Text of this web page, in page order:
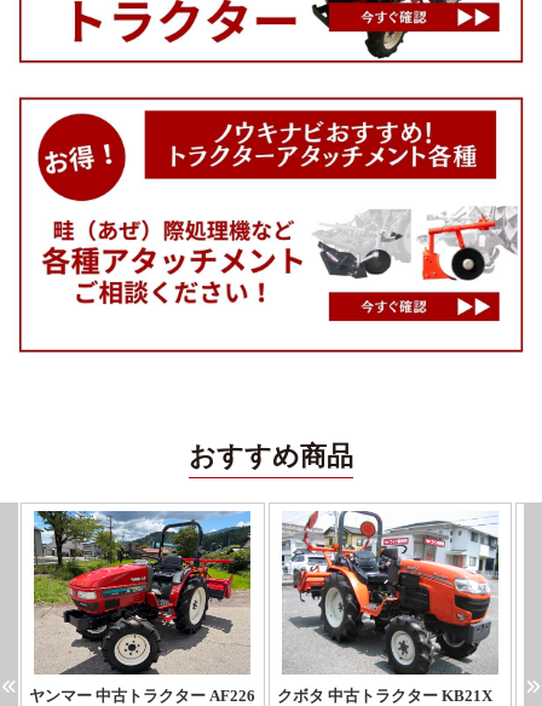
おすすめ商品
ヤンマー 中古トラクター AF226
クボタ 中古トラクター KB21X